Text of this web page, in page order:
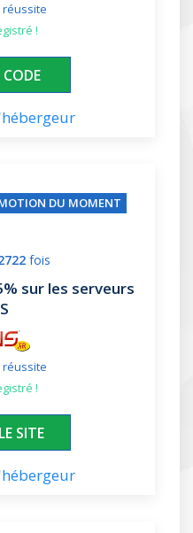
réussite
!
DU MOMENT
fois
sur les serveurs
réussite
!
SITE